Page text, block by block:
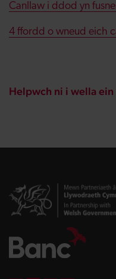
Canllaw i ddod yn
4 ffordd o wneud eich
Helpwch ni i wella ein